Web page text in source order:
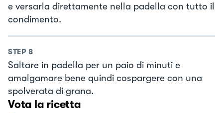
e versarla direttamente nella padella con tutto il
condimento.
STEP 8
Saltare in padella per un paio di minuti e
amalgamare bene quindi cospargere con una
spolverata di grana.
Vota la ricetta